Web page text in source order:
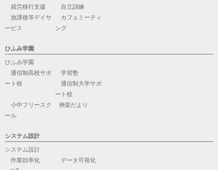
就労移行支援
自立訓練
放課後等デイサ
ービス
カフェミーティ
ング
ひふみ学園
ひふみ学園
通信制高校サポ
ート校
学習塾
通信制大学サポ
ート校
小中フリースク
ール
伸楽だより
システム設計
システム設計
作業効率化
データ可視化